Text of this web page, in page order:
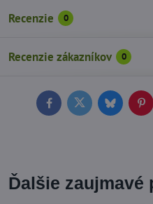
Recenzie 0
Recenzie zákazníkov 0
FacebookTwitterBluesky
Ďalšie zaujmavé